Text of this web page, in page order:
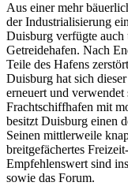
Aus einer mehr
der Industrialisierung
Duisburg verfügte
Getreidehafen. Nach
Teile des Hafens
Duisburg hat sich
erneuert und
Frachtschiffhafen mit
besitzt Duisburg einen
Seinen mittlerweile
breitgefächertes
Empfehlenswert sind
sowie das Forum.